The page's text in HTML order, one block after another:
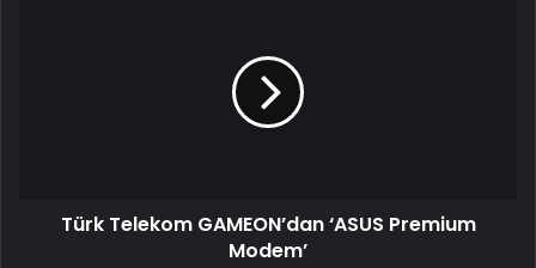
Türk Telekom GAMEON’dan ‘ASUS Premium
Modem’